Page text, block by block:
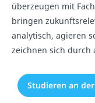
überzeugen mit
bringen
analytisch, agieren
zeichnen sich durch
Studieren an